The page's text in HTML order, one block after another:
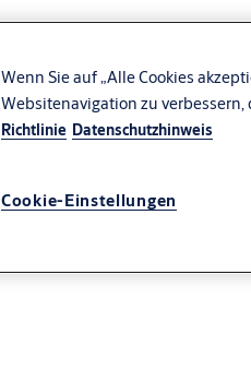
Wenn Sie auf „Alle Cookies
Websitenavigation zu
Richtlinie Datenschutzhinweis
Cookie-Einstellungen